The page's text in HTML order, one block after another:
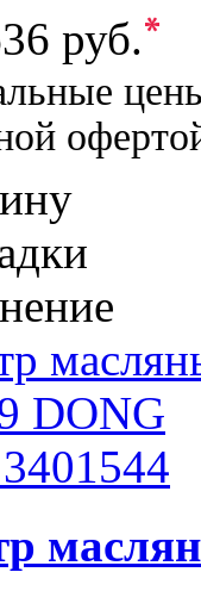
руб.*